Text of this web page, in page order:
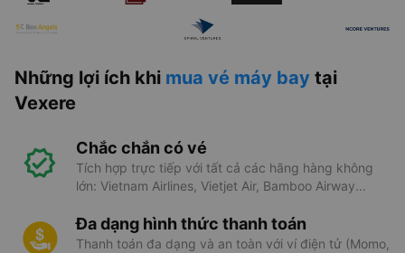
Những lợi ích khi mua vé máy bay tại
Vexere
Chắc chắn có vé
Tích hợp trực tiếp với tất cả các hãng hàng không
lớn: Vietnam Airlines, Vietjet Air, Bamboo Airway...
Đa dạng hình thức thanh toán
Thanh toán đa dạng và an toàn với ví điện tử (Momo,